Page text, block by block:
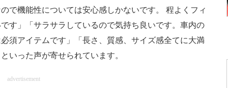
機能性については安心感しかないです。 程よくフィ
す」「サラサラしているので気持ち良いです。車内の
須アイテムです」「長さ、質感、サイズ感全てに大満
いった声が寄せられています。
advertisement